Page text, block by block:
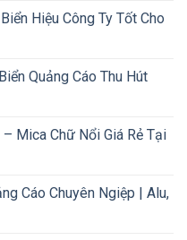
Hiệu Công Ty Tốt Cho
Quảng Cáo Thu Hút
Mica Chữ Nổi Giá Rẻ Tại
Cáo Chuyên Ngiệp | Alu,